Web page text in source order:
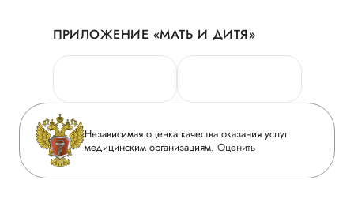
Новости
Руководство
Сотрудничество
Инвесторам
Журнал «Мать и дитя»
Вакансии
Личный кабинет
Персональные данные
Горячая линия качества
Вопрос-ответ
Приложение пациента
Статьи
ПРИЛОЖЕНИЕ «МАТЬ И ДИТЯ»
Независимая оценка качества оказания услуг
медицинским организациям. Оценить